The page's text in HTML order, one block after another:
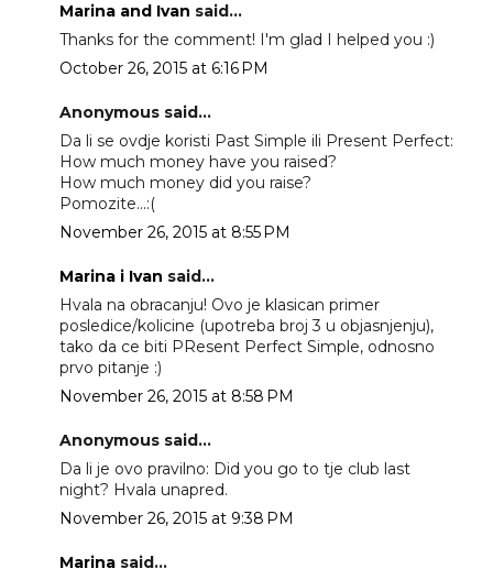
Marina and Ivan said...
Thanks for the comment! I'm glad I helped you :)
October 26, 2015 at 6:16 PM
Anonymous said...
Da li se ovdje koristi Past Simple ili Present Perfect:
How much money have you raised?
How much money did you raise?
Pomozite...:(
November 26, 2015 at 8:55 PM
Marina i Ivan said...
Hvala na obracanju! Ovo je klasican primer
posledice/kolicine (upotreba broj 3 u objasnjenju),
tako da ce biti PResent Perfect Simple, odnosno
prvo pitanje :)
November 26, 2015 at 8:58 PM
Anonymous said...
Da li je ovo pravilno: Did you go to tje club last
night? Hvala unapred.
November 26, 2015 at 9:38 PM
Marinasaid...